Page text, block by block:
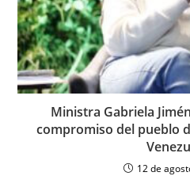
Ministra Gabriela
compromiso del pueblo
12 de